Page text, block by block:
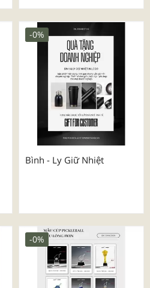
Bình - Ly Giữ Nhiệt
-0%
-0%